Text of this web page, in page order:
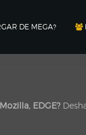
DE MEGA?
EDGE?